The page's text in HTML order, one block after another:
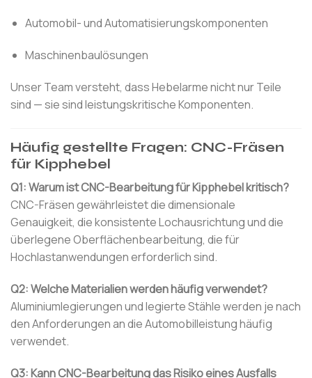
Automobil- und Automatisierungskomponenten
Maschinenbaulösungen
Unser Team versteht, dass Hebelarme nicht nur Teile
sind — sie sind leistungskritische Komponenten.
Häufig gestellte Fragen: CNC-Fräsen
für Kipphebel
Q1: Warum ist CNC-Bearbeitung für Kipphebel kritisch?
CNC-Fräsen gewährleistet die dimensionale
Genauigkeit, die konsistente Lochausrichtung und die
überlegene Oberflächenbearbeitung, die für
Hochlastanwendungen erforderlich sind.
Q2: Welche Materialien werden häufig verwendet?
Aluminiumlegierungen und legierte Stähle werden je nach
den Anforderungen an die Automobilleistung häufig
verwendet.
Q3: Kann CNC-Bearbeitung das Risiko eines Ausfalls